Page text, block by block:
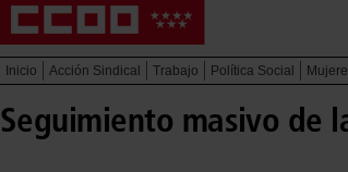
Inicio Acción Sindical Trabajo Política Social
Seguimiento masivo de